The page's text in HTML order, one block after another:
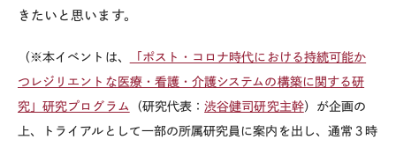
きたいと思います。
（※本イベントは、
「ポスト・コロナ時代における持続可能か
つレジリエントな医療・看護・介護システムの構築に関する研
究」研究プログラム
（研究代表：渋谷健司研究主幹）が企画の
上、トライアルとして一部の所属研究員に案内を出し、通常３時